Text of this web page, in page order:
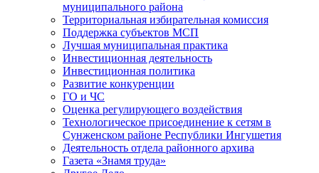
муниципального района
Территориальная избирательная комиссия
Поддержка субъектов МСП
Лучшая муниципальная практика
Инвестиционная деятельность
Инвестиционная политика
Развитие конкуренции
ГО и ЧС
Оценка регулирующего воздействия
Технологическое присоединение к сетям в
Сунженском районе Республики Ингушетия
Деятельность отдела районного архива
Газета «Знамя труда»